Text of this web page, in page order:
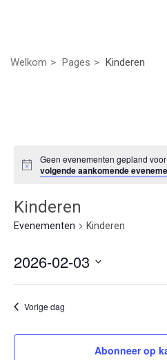
Welkom Pages Kinderen
Geen evenementen gepland
volgende aankomende
Kinderen
Evenementen Kinderen
2026-02-03
datum.
Vorige dag
Abonneer op